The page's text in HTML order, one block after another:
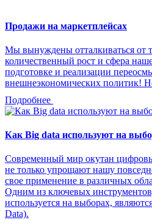
Продажи на маркетплейсах
Мы вынуждены отталкиваться от
количественный рост и сфера
подготовке и реализации
внешнеэкономических политик!
Подробнее
Как Big data используют на
Современный мир окутан
не только упрощают нашу
свое применение в различных
Одним из ключевых
используется на выборах,
Data).